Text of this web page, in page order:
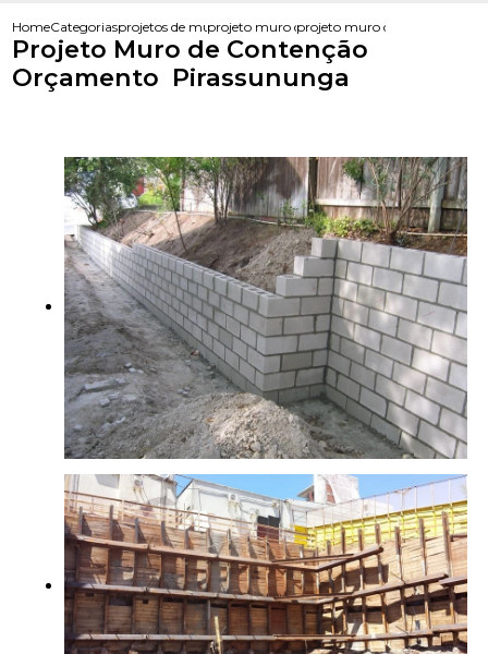
HomeCategoriasprojetos de muroprojeto muro de contencaoprojeto muro de contencao
Projeto Muro de Contenção
Orçamento Pirassununga